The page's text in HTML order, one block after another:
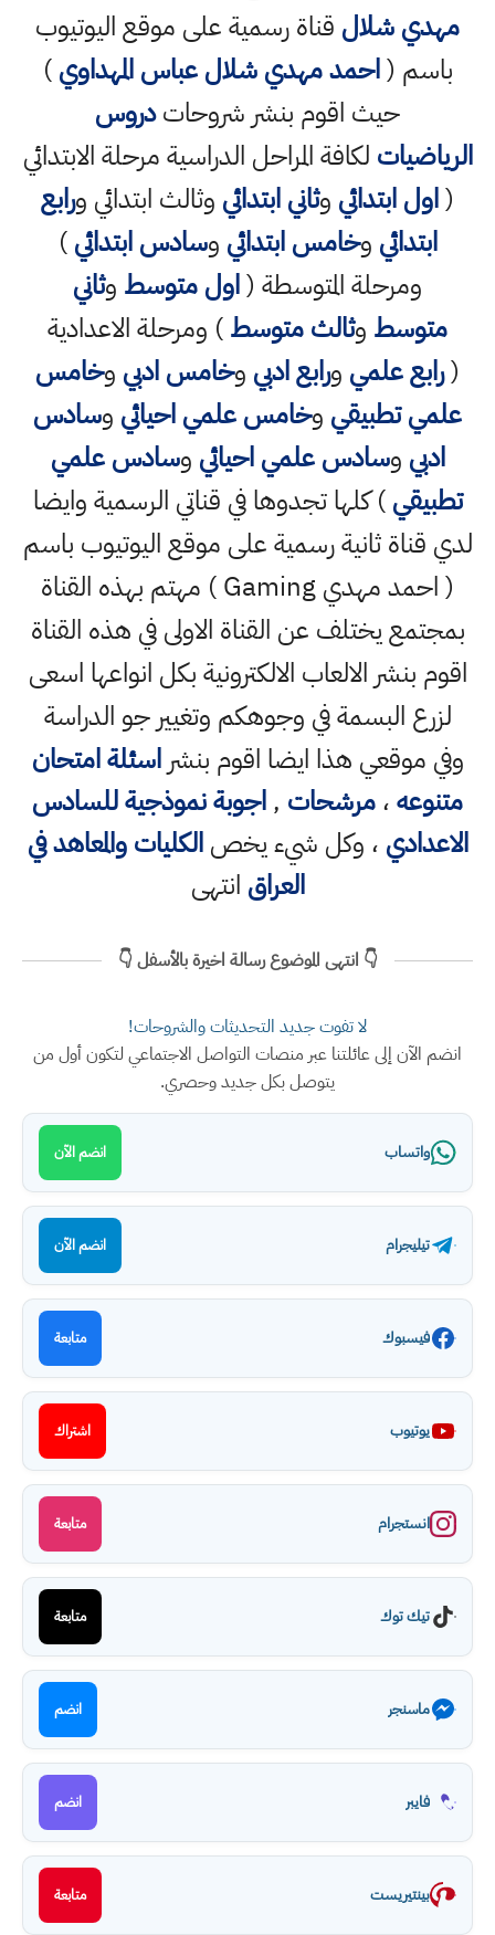
مهدي شلال قناة رسمية على موقع اليوتيوب
باسم (احمد مهدي شلال عباس المهداوي)
حيث اقوم بنشر شروحاتدروس
الرياضيات لكافة المراحل الدراسية مرحلة الابتدائي
(اول ابتدائي وثاني ابتدائي وثالث ابتدائي ورابع
ابتدائي وخامس ابتدائي وسادس ابتدائي)
ومرحلة المتوسطة (اول متوسط وثاني
متوسط وثالث متوسط) ومرحلة الاعدادية
(رابع علمي ورابع ادبي وخامس ادبي وخامس
علمي تطبيقي وخامس علمي احيائي وسادس
ادبي وسادس علمي احيائي وسادس علمي
تطبيقي) كلها تجدوها في قناتي الرسمية وايضا
لدي قناة ثانية رسمية على موقع اليوتيوب باسم
( احمد مهدي Gaming ) مهتم بهذه القناة
بمجتمع يختلف عن القناة الاولى في هذه القناة
اقوم بنشر الالعاب الالكترونية بكل انواعها اسعى
لزرع البسمة في وجوهكم وتغيير جو الدراسة
وفي موقعي هذا ايضا اقوم بنشراسئلة امتحان
متنوعه،مرشحات ,اجوبة نموذجية للسادس
الاعدادي ، وكل شيء يخصالكليات والمعاهد في
العراق انتهى
👇 انتهى الموضوع رسالة اخيرة بالأسفل 👇
لا تفوت جديد التحديثات والشروحات!
انضم الآن إلى عائلتنا عبر منصات التواصل الاجتماعي لتكون أول من
يتوصل بكل جديد وحصري.
واتساب انضم الآن
تيليجرام انضم الآن
فيسبوك متابعة
يوتيوب اشتراك
انستجرام متابعة
تيك توك متابعة
ماسنجر انضم
فايبر انضم
بينتيريست متابعة